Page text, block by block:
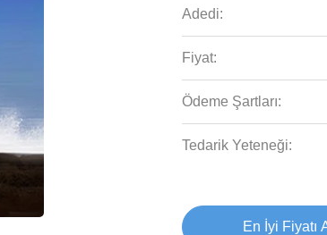
Adedi:
Fiyat:
Ödeme Şartları:
Tedarik Yeteneği:
En İyi Fiyatı